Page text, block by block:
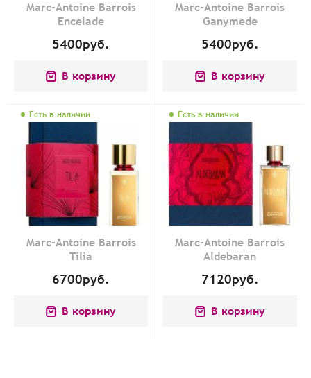
Marc-Antoine Barrois
Encelade
5400руб.
В корзину
Marc-Antoine Barrois
Ganymede
5400руб.
В корзину
Есть в наличии
Marc-Antoine Barrois
Tilia
6700руб.
В корзину
Есть в наличии
Marc-Antoine Barrois
Aldebaran
7120руб.
В корзину